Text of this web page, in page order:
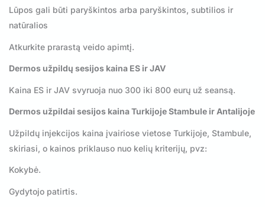
Lūpos gali būti paryškintos arba paryškintos, subtilios ir
natūralios
Atkurkite prarastą veido apimtį.
Dermos užpildų sesijos kaina ES ir JAV
Kaina ES ir JAV svyruoja nuo 300 iki 800 eurų už seansą.
Dermos užpildai sesijos kaina Turkijoje Stambule ir Antalijoje
Užpildų injekcijos kaina įvairiose vietose Turkijoje, Stambule,
skiriasi, o kainos priklauso nuo kelių kriterijų, pvz:
Kokybė.
Gydytojo patirtis.